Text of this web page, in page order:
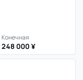
Конечная
248 000 ¥